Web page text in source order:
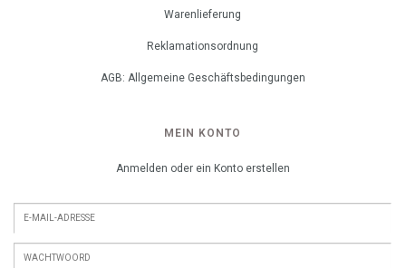
Warenlieferung
Reklamationsordnung
AGB: Allgemeine Geschäftsbedingungen
MEIN KONTO
Anmelden oder ein Konto erstellen